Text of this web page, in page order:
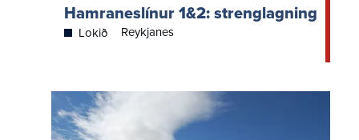
Hamraneslínur 1&2: strenglagning
Lokið Reykjanes